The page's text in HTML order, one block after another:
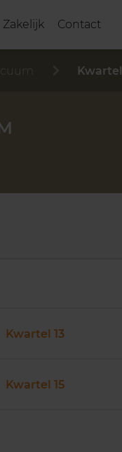
Zakelijk Contact
Kwartel
Kwartel 13
Kwartel 15